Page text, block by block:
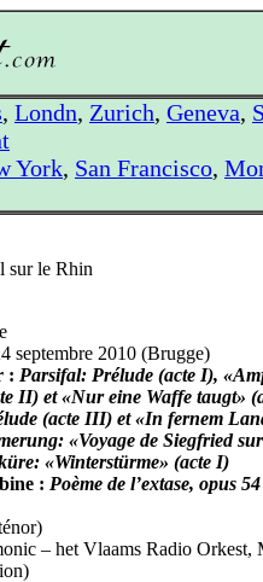
, Londn, Zurich, Geneva,
York, San Francisco,
sur le Rhin
septembre 2010 (Brugge)
: Parsifal: Prélude (acte I),
II) et «Nur eine Waffe taugt»
(acte III) et «In fernem
«Voyage de Siegfried
«Winterstürme» (acte I)
: Poème de l’extase, opus 54
– het Vlaams Radio Orkest,